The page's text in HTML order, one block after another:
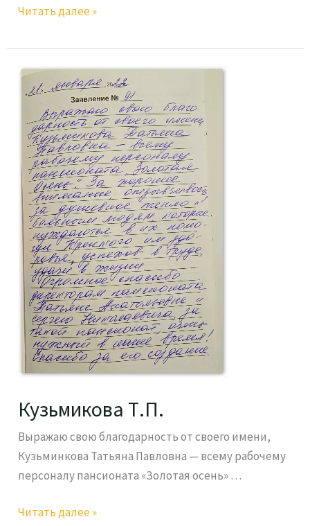
Читать далее »
Кузьмикова Т.П.
Выражаю свою благодарность от своего имени,
Кузьминкова Татьяна Павловна — всему рабочему
персоналу пансионата «Золотая осень» …
Кузьмикова
Т.П.
Читать далее »